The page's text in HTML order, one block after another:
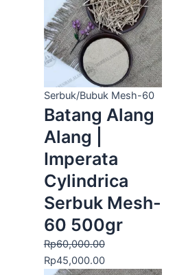
Serbuk/Bubuk Mesh-60
Batang Alang
Alang |
Imperata
Cylindrica
Serbuk Mesh-
60 500gr
Rp60,000.00
Rp60,000.00.
Rp45,000.00
adalah:
Rp45,000.00.